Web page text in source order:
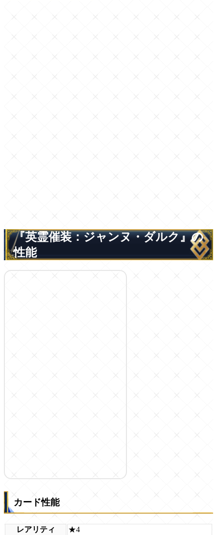
『英霊催装：ジャンヌ・ダルク』の
性能
カード性能
レアリティ ★4